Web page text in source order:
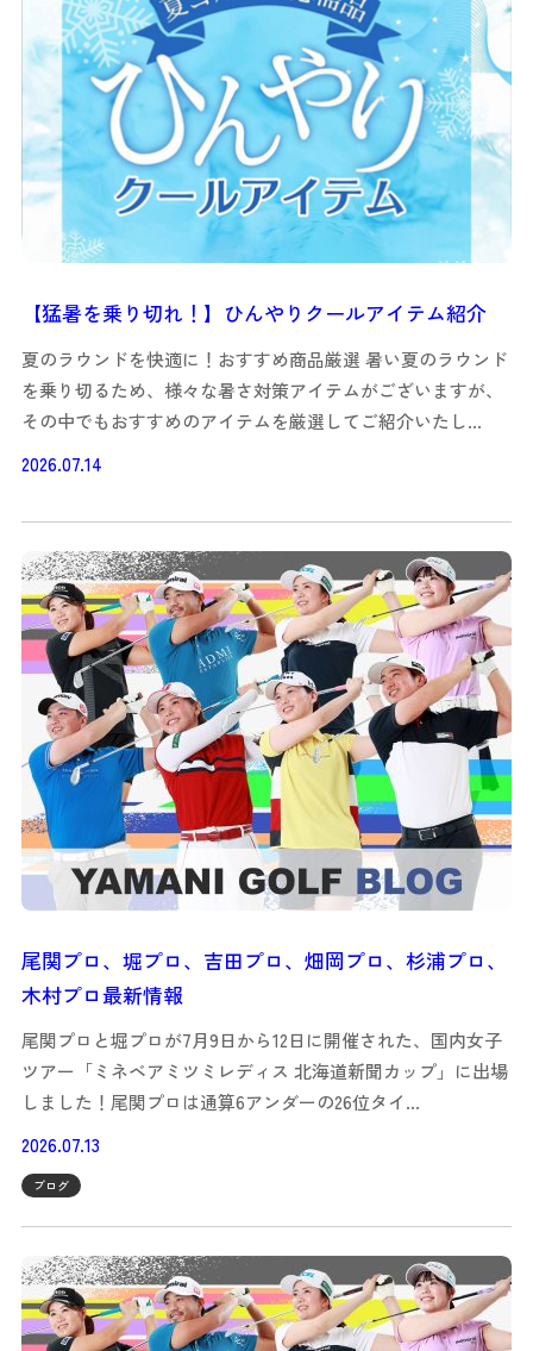
【猛暑を乗り切れ！】ひんやりクールアイテム紹介
夏のラウンドを快適に！おすすめ商品厳選 暑い夏のラウンド
を乗り切るため、様々な暑さ対策アイテムがございますが、
その中でもおすすめのアイテムを厳選してご紹介いたし…
2026.07.14
尾関プロ、堀プロ、吉田プロ、畑岡プロ、杉浦プロ、
木村プロ最新情報
尾関プロと堀プロが7月9日から12日に開催された、国内女子
ツアー「ミネベアミツミレディス 北海道新聞カップ」に出場
しました！尾関プロは通算6アンダーの26位タイ…
2026.07.13
ブログ